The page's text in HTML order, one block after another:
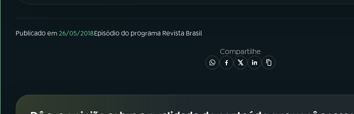
Publicado em26/05/2018Episódiodo programa Revista Brasil
Compartilhe